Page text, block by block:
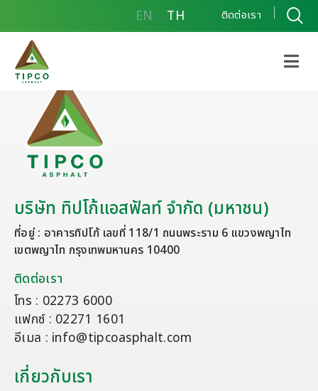
EN TH ติดต่อเรา
บริษัท ทิปโก้แอสฟัลท์ จำกัด (มหาชน)
ที่อยู่ : อาคารทิปโก้ เลขที่ 118/1 ถนนพระราม 6 แขวงพญาไท
เขตพญาไท กรุงเทพมหานคร 10400
ติดต่อเรา
โทร : 02273 6000
แฟกซ์ : 02271 1601
อีเมล : info@tipcoasphalt.com
เกี่ยวกับเรา